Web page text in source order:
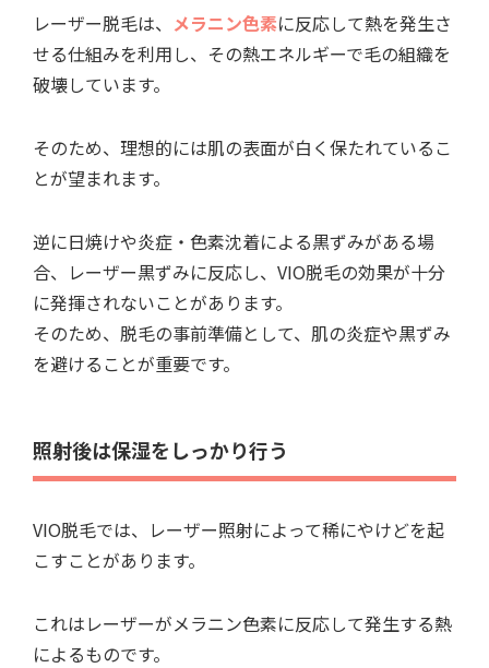
レーザー脱毛は、 メラニン色素に反応して熱を発生さ
せる仕組みを利用し、その熱エネルギーで毛の組織を
破壊しています。
そのため、理想的には肌の表面が白く保たれているこ
とが望まれます。
逆に日焼けや炎症・色素沈着による黒ずみがある場
合、レーザー黒ずみに反応し、VIO脱毛の効果が十分
に発揮されないことがあります。
そのため、脱毛の事前準備として、肌の炎症や黒ずみ
を避けることが重要です。
照射後は保湿をしっかり行う
VIO脱毛では、レーザー照射によって稀にやけどを起
こすことがあります。
これはレーザーがメラニン色素に反応して発生する熱
によるものです。